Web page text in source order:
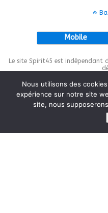
Mobile
Le site Spirit45 est indépendant
This site is
Nous utilisons des
expérience sur notre site
site, nous